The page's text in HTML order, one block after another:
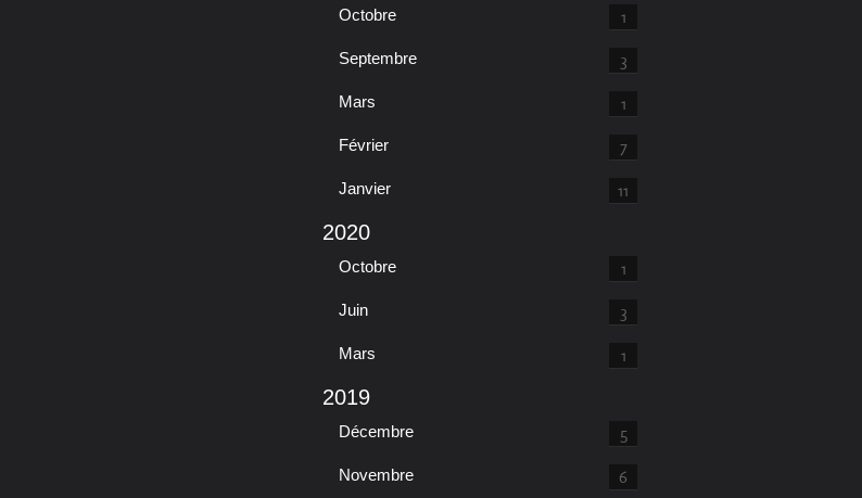
Octobre 1
Septembre 3
Mars 1
Février 7
Janvier 11
2020
Octobre 1
Juin 3
Mars 1
2019
Décembre 5
Novembre 6